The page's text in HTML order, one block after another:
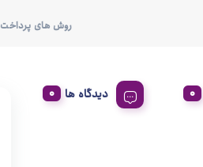
روش های پرداخت
دیدگاه ها